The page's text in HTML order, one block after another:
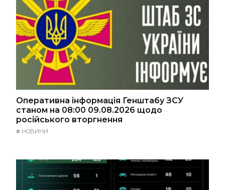
Оперативна інформація Генштабу ЗСУ
станом на 08:00 09.08.2026 щодо
російського вторгнення
# НОВИНИ